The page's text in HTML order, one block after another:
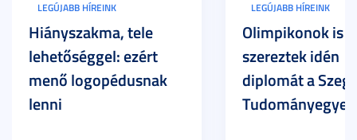
LEGÚJABB HÍREINK
Hiányszakma, tele
lehetőséggel: ezért
menő logopédusnak
lenni
LEGÚJABB HÍREINK
Olimpikonok is
szereztek idén
diplomát a